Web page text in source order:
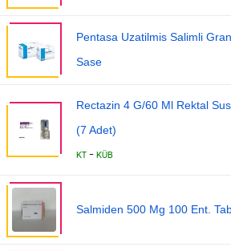
Pentasa Uzatilmis Salimli
Sase
Rectazin 4 G/60 Ml Rektal
(7 Adet)
KT - KÜB
Salmiden 500 Mg 100 Ent.